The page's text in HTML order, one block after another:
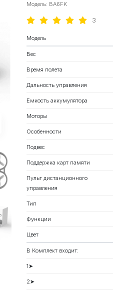
Модель: BA6FK
3
Модель
Вес
Время полета
Дальность управления
Емкость аккумулятора
Моторы
Особенности
Подвес
Поддержка карт памяти
Пульт дистанционного
управления
Тип
Функции
Цвет
В Комплект входит:
1➤
2➤